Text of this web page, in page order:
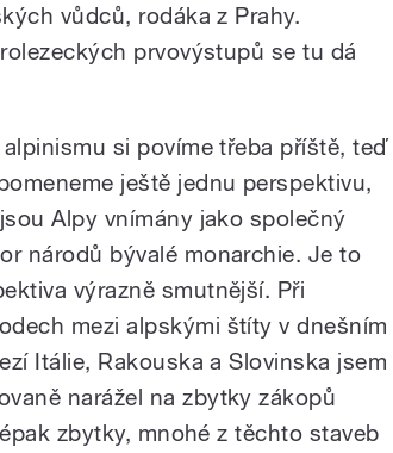
vůdců, rodáka z Prahy.
prvovýstupů se tu dá
alpinismu si povíme třeba příště, teď
ještě jednu perspektivu,
Alpy vnímány jako společný
národů bývalé monarchie. Je to
výrazně smutnější. Při
mezi alpskými štíty v dnešním
Itálie, Rakouska a Slovinska jsem
narážel na zbytky zákopů
zbytky, mnohé z těchto staveb